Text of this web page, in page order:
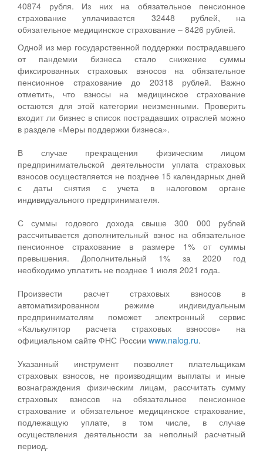
40874 рубля. Из них на обязательное пенсионное
страхование уплачивается 32448 рублей, на
обязательное медицинское страхование – 8426 рублей.
Одной из мер государственной поддержки пострадавшего
от пандемии бизнеса стало снижение суммы
фиксированных страховых взносов на обязательное
пенсионное страхование до 20318 рублей. Важно
отметить, что взносы на медицинское страхование
остаются для этой категории неизменными. Проверить
входит ли бизнес в список пострадавших отраслей можно
в разделе «Меры поддержки бизнеса».
В случае прекращения физическим лицом
предпринимательской деятельности уплата страховых
взносов осуществляется не позднее 15 календарных дней
с даты снятия с учета в налоговом органе
индивидуального предпринимателя.
С суммы годового дохода свыше 300 000 рублей
рассчитывается дополнительный взнос на обязательное
пенсионное страхование в размере 1% от суммы
превышения. Дополнительный 1% за 2020 год
необходимо уплатить не позднее 1 июля 2021 года.
Произвести расчет страховых взносов в
автоматизированном режиме индивидуальным
предпринимателям поможет электронный сервис
«Калькулятор расчета страховых взносов» на
официальном сайте ФНС России www.nalog.ru.
Указанный инструмент позволяет плательщикам
страховых взносов, не производящим выплаты и иные
вознаграждения физическим лицам, рассчитать сумму
страховых взносов на обязательное пенсионное
страхование и обязательное медицинское страхование,
подлежащую уплате, в том числе, в случае
осуществления деятельности за неполный расчетный
период.